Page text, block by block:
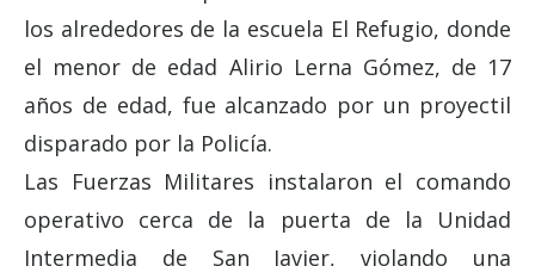
los alrededores de la escuela El Refugio, donde
el menor de edad Alirio Lerna Gómez, de 17
años de edad, fue alcanzado por un proyectil
disparado por la Policía.
Las Fuerzas Militares instalaron el comando
operativo cerca de la puerta de la Unidad
Intermedia de San Javier, violando una